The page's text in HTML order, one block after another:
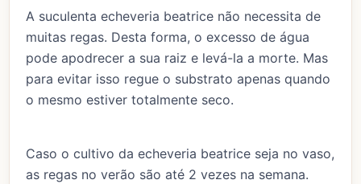
A suculenta echeveria beatrice não necessita de
muitas regas. Desta forma, o excesso de água
pode apodrecer a sua raiz e levá-la a morte. Mas
para evitar isso regue o substrato apenas quando
o mesmo estiver totalmente seco.
Caso o cultivo da echeveria beatrice seja no vaso,
as regas no verão são até 2 vezes na semana.